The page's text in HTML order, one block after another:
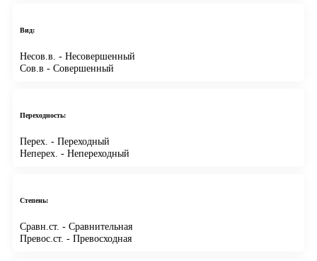
Вид:
Несов.в. - Несовершенный
Сов.в - Совершенный
Переходность:
Перех. - Переходный
Неперех. - Непереходный
Степень:
Сравн.ст. - Сравнительная
Превос.ст. - Превосходная